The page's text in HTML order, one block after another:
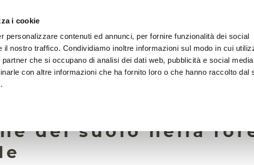
i cookie
personalizzare contenuti ed annunci, per fornire funzionalità dei social
il nostro traffico. Condividiamo inoltre informazioni sul modo in cui
che si occupano di analisi dei dati web, pubblicità e social
con altre informazioni che ha fornito loro o che hanno raccolto dal
LA FONDAZIONE ATTIVITÀ RISORSE LIGHTHOUSE
stress da siccità
del suolo nella